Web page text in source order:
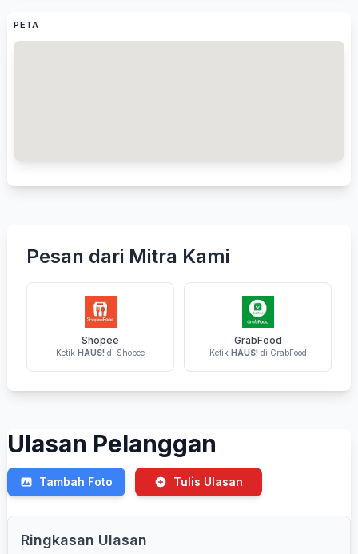
PETA
Pesan dari Mitra Kami
Shopee
Ketik HAUS! di Shopee
GrabFood
Ketik HAUS! di GrabFood
Ulasan Pelanggan
Tambah Foto Tulis Ulasan
Ringkasan Ulasan